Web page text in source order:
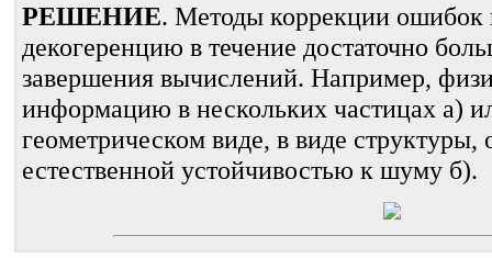
РЕШЕНИЕ. Методы коррекции ошибок
декогеренцию в течение достаточно
завершения вычислений. Например,
информацию в нескольких частицах а)
геометрическом виде, в виде
естественной устойчивостью к шуму б).